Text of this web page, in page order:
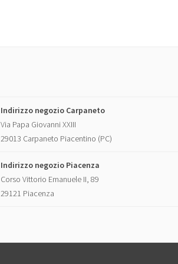
Indirizzo negozio Carpaneto
Via Papa Giovanni XXIII
29013 Carpaneto Piacentino (PC)
Indirizzo negozio Piacenza
Corso Vittorio Emanuele II, 89
29121 Piacenza